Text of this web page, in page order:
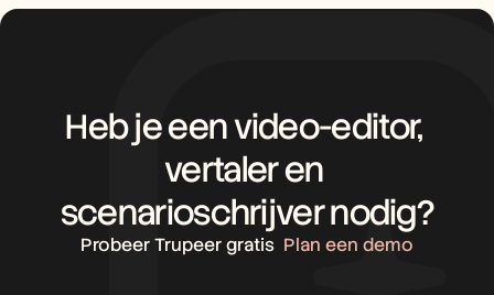
Heb je een video-editor,
vertaler en
scenarioschrijver nodig?
Probeer Trupeer gratis Plan een demo